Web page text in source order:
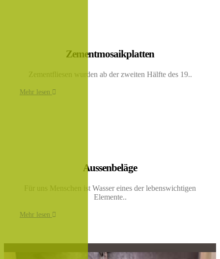
Zementmosaikplatten
Zementfliesen wurden ab der zweiten Hälfte des 19..
Mehr lesen
Aussenbeläge
Für uns Menschen ist Wasser eines der lebenswichtigen
Elemente..
Mehr lesen